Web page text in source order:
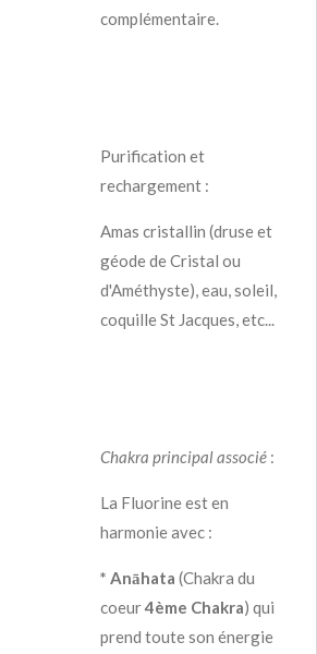
complémentaire.
Purification et
rechargement :
Amas cristallin (druse et
géode de Cristal ou
d'Améthyste), eau, soleil,
coquille St Jacques, etc...
Chakra principal associé :
La Fluorine est en
harmonie avec :
* Anāhata (Chakra du
coeur4ème Chakra) qui
prend toute son énergie